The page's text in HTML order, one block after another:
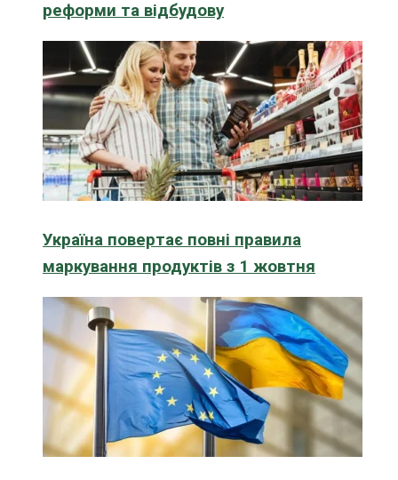
реформи та відбудову
Україна повертає повні правила
маркування продуктів з 1 жовтня